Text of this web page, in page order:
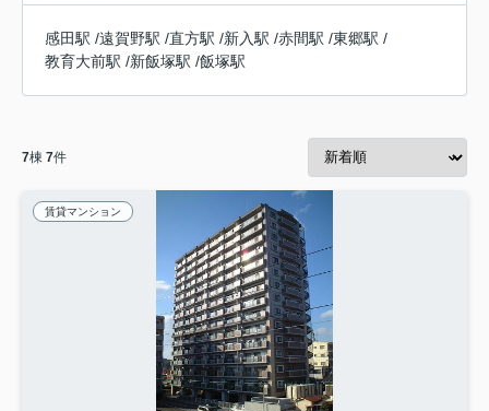
感田駅 /遠賀野駅 /直方駅 /新入駅 /赤間駅 /東郷駅 /
教育大前駅 /新飯塚駅 /飯塚駅
7棟 7件
賃貸マンション